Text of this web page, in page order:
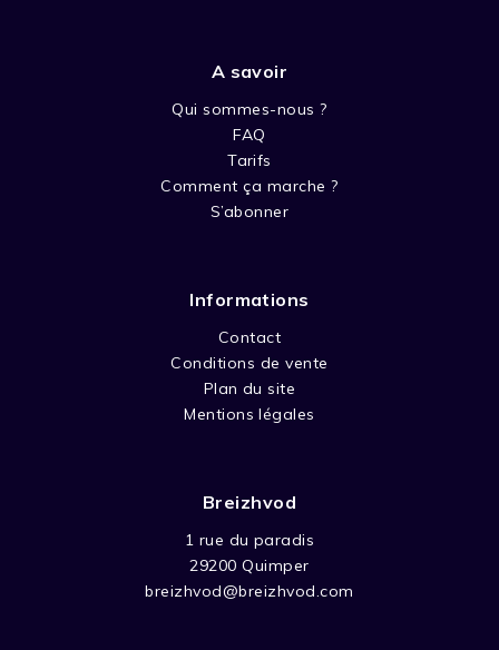
A savoir
Qui sommes-nous ?
FAQ
Tarifs
Comment ça marche ?
S’abonner
Informations
Contact
Conditions de vente
Plan du site
Mentions légales
Breizhvod
1 rue du paradis
29200 Quimper
breizhvod@breizhvod.com